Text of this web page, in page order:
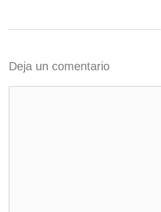
Deja un comentario